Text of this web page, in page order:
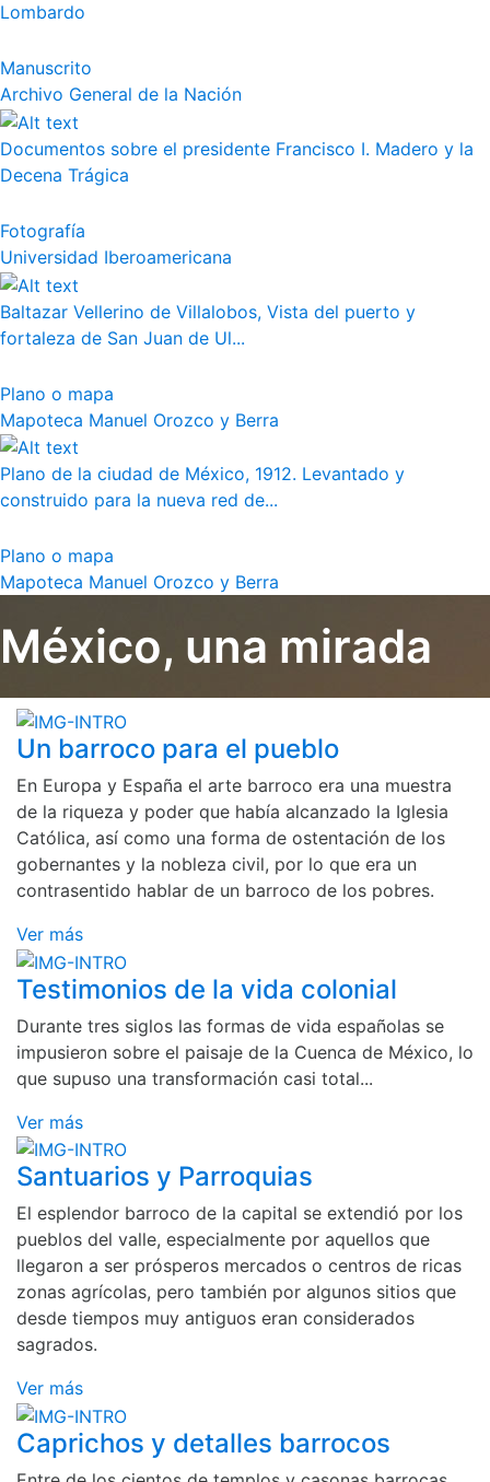
Lombardo
Manuscrito
Archivo General de la Nación
Documentos sobre el presidente Francisco I. Madero y la
Decena Trágica
Fotografía
Universidad Iberoamericana
Baltazar Vellerino de Villalobos, Vista del puerto y
fortaleza de San Juan de Ul...
Plano o mapa
Mapoteca Manuel Orozco y Berra
Plano de la ciudad de México, 1912. Levantado y
construido para la nueva red de...
Plano o mapa
Mapoteca Manuel Orozco y Berra
México, una mirada
Un barroco para el pueblo
En Europa y España el arte barroco era una muestra
de la riqueza y poder que había alcanzado la Iglesia
Católica, así como una forma de ostentación de los
gobernantes y la nobleza civil, por lo que era un
contrasentido hablar de un barroco de los pobres.
Ver más
Testimonios de la vida colonial
Durante tres siglos las formas de vida españolas se
impusieron sobre el paisaje de la Cuenca de México, lo
que supuso una transformación casi total...
Ver más
Santuarios y Parroquias
El esplendor barroco de la capital se extendió por los
pueblos del valle, especialmente por aquellos que
llegaron a ser prósperos mercados o centros de ricas
zonas agrícolas, pero también por algunos sitios que
desde tiempos muy antiguos eran considerados
sagrados.
Ver más
Caprichos y detalles barrocos